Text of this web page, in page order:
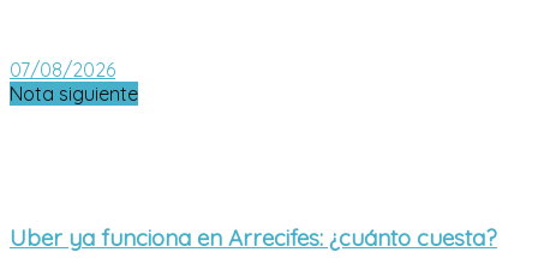
07/08/2026
Nota siguiente
Uber ya funciona en Arrecifes: ¿cuánto cuesta?